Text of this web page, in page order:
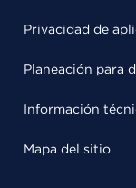
Privacidad de
Planeación para
Información
Mapa del sitio